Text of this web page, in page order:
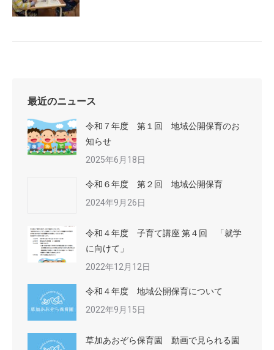
最近のニュース
令和７年度 第１回 地域公開保育のお
知らせ
2025年6月18日
令和６年度 第２回 地域公開保育
2024年9月26日
令和４年度 子育て講座 第４回 「就学
に向けて」
2022年12月12日
令和４年度 地域公開保育について
2022年9月15日
草加あおぞら保育園 動画で見られる園